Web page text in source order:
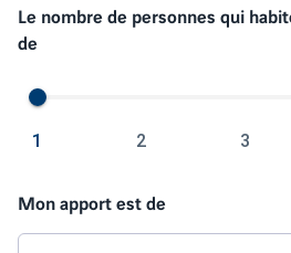
Le nombre de personnes qui
de
1 2 3
Mon apport est de